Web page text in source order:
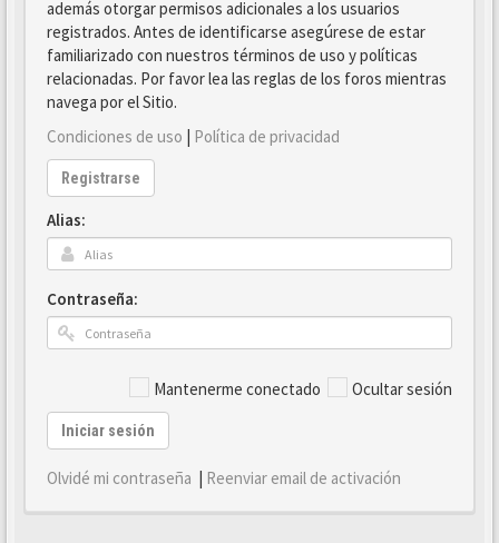
además otorgar permisos adicionales a los usuarios
registrados. Antes de identificarse asegúrese de estar
familiarizado con nuestros términos de uso y políticas
relacionadas. Por favor lea las reglas de los foros mientras
navega por el Sitio.
Condiciones de uso | Política de privacidad
Registrarse
Alias:
Contraseña:
Mantenerme conectado Ocultar sesión
Iniciar sesión
Olvidé mi contraseña | Reenviar email de activación